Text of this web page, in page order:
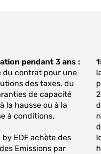
pendant 3 ans :
du contrat pour une
des taxes, du
de capacité
la hausse ou à la
à conditions.
by EDF achète des
Emissions par